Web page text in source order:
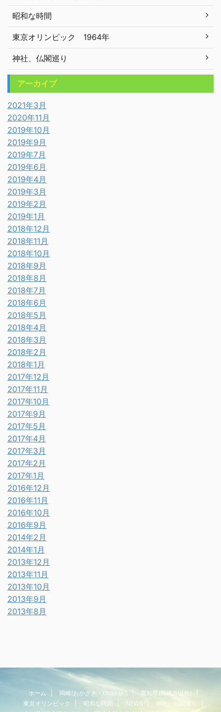
昭和な時間
東京オリンピック 1964年
神社、仏閣巡り
アーカイブ
2021年3月
2020年11月
2019年10月
2019年9月
2019年7月
2019年6月
2019年4月
2019年3月
2019年2月
2019年1月
2018年12月
2018年11月
2018年10月
2018年9月
2018年8月
2018年7月
2018年6月
2018年5月
2018年4月
2018年3月
2018年2月
2018年1月
2017年12月
2017年11月
2017年10月
2017年9月
2017年5月
2017年4月
2017年3月
2017年2月
2017年1月
2016年12月
2016年11月
2016年10月
2016年9月
2014年2月
2014年1月
2013年12月
2013年11月
2013年10月
2013年9月
2013年8月
ホーム 岡崎(おかざき・Okazaki)
愛知県(岡崎市以外)
東京オリンピック
昭和な時間 NEWS
神社、仏閣巡り